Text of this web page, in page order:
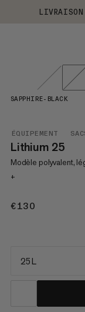
ÉQUIPEMENT
Lithium 25
Modèle polyvalent,
+
€130
SAPPHIRE-BLACK
25 L